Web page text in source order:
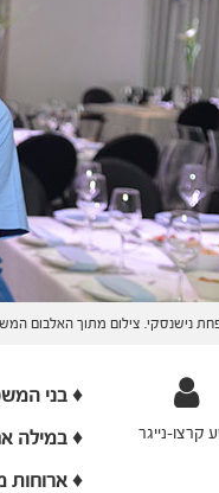
נישנסקי. צילום מתוך האלבום
קרצו-נייגר
♦בני
♦במילה
♦ארוחות